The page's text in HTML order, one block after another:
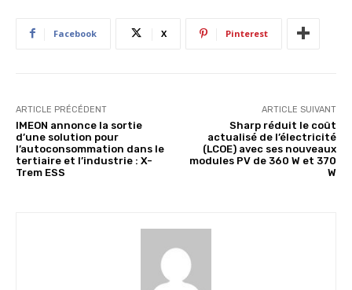
Facebook X Pinterest
ARTICLE PRÉCÉDENT
IMEON annonce la sortie
d’une solution pour
l’autoconsommation dans le
tertiaire et l’industrie : X-
Trem ESS
ARTICLE SUIVANT
Sharp réduit le coût
actualisé de l’électricité
(LCOE) avec ses nouveaux
modules PV de 360 W et 370
W